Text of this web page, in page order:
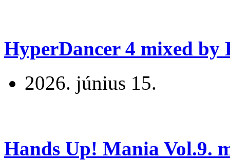
HyperDancer 4 mixed by
2026. június 15.
Hands Up! Mania Vol.9.